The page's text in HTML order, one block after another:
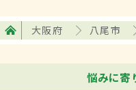
大阪府 八尾市
悩みに寄